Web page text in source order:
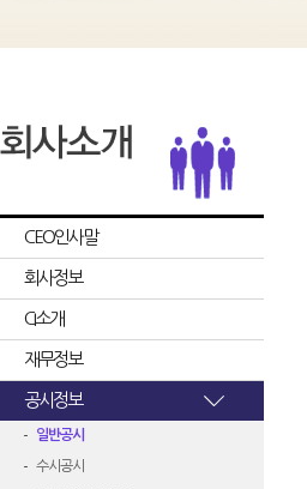
CEO인사말
회사정보
CI소개
재무정보
공시정보
일반공시
수시공시